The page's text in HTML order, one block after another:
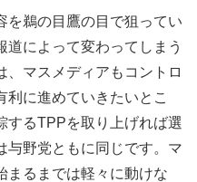
を鵜の目鷹の目で狙ってい
道によって変わってしまう
、マスメディアもコントロ
利に進めていきたいとこ
するTPPを取り上げれば選
与野党ともに同じです。マ
まるまでは軽々に動けな